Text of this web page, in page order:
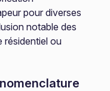
pour diverses
notable des
résidentiel ou